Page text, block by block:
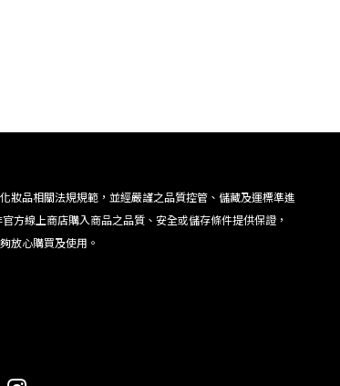
妝品相關法規規範，並經嚴謹之品質控管、儲藏及運標準進
方線上商店購入商品之品質、安全或儲存條件提供保證，
放心購買及使用。